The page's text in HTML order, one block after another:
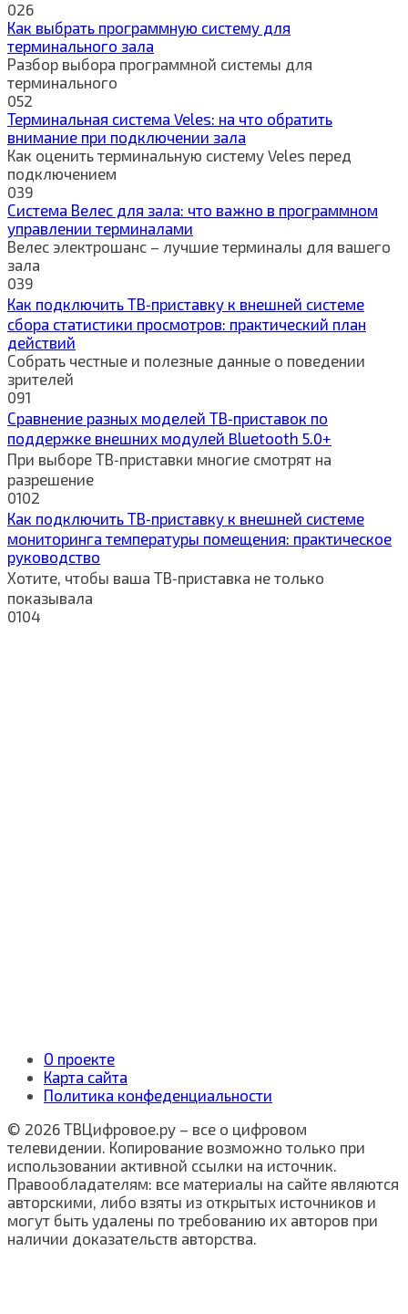
026
Как выбрать программную систему для
терминального зала
Разбор выбора программной системы для
терминального
052
Терминальная система Veles: на что обратить
внимание при подключении зала
Как оценить терминальную систему Veles перед
подключением
039
Система Велес для зала: что важно в программном
управлении терминалами
Велес электрошанс – лучшие терминалы для вашего
зала
039
Как подключить ТВ‑приставку к внешней системе
сбора статистики просмотров: практический план
действий
Собрать честные и полезные данные о поведении
зрителей
091
Сравнение разных моделей ТВ‑приставок по
поддержке внешних модулей Bluetooth 5.0+
При выборе ТВ‑приставки многие смотрят на
разрешение
0102
Как подключить ТВ‑приставку к внешней системе
мониторинга температуры помещения: практическое
руководство
Хотите, чтобы ваша ТВ‑приставка не только
показывала
0104
О проекте
Карта сайта
Политика конфеденциальности
© 2026 ТВЦифровое.ру – все о цифровом
телевидении. Копирование возможно только при
использовании активной ссылки на источник.
Правообладателям: все материалы на сайте являются
авторскими, либо взяты из открытых источников и
могут быть удалены по требованию их авторов при
наличии доказательств авторства.